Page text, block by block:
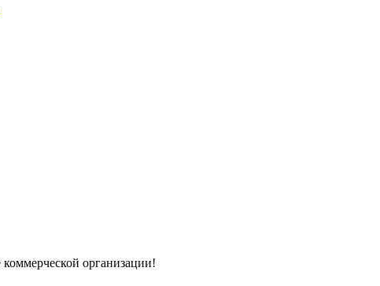
коммерческой организации!